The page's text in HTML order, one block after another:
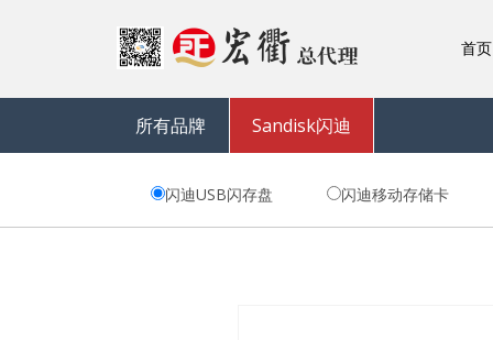
首页
所有品牌 Sandisk闪迪
闪迪USB闪存盘 闪迪移动存储卡